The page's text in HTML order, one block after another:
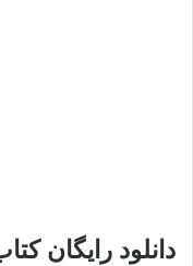
دانلود رایگان